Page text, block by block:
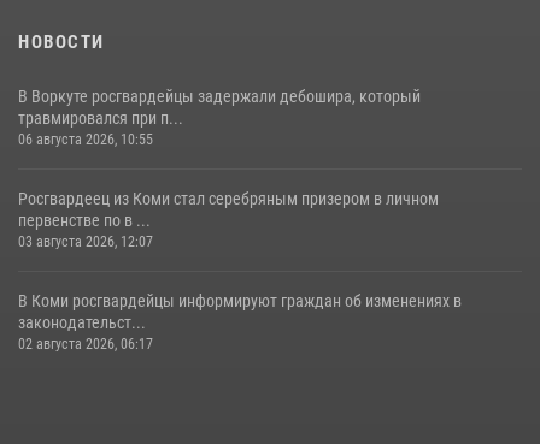
НОВОСТИ
В Воркуте росгвардейцы задержали дебошира, который
травмировался при п...
06 августа 2026, 10:55
Росгвардеец из Коми стал серебряным призером в личном
первенстве по в ...
03 августа 2026, 12:07
В Коми росгвардейцы информируют граждан об изменениях в
законодательст...
02 августа 2026, 06:17